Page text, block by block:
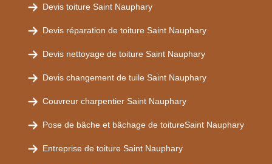
Devis toiture Saint Nauphary
Devis réparation de toiture Saint Nauphary
Devis nettoyage de toiture Saint Nauphary
Devis changement de tuile Saint Nauphary
Couvreur charpentier Saint Nauphary
Pose de bâche et bâchage de toitureSaint Nauphary
Entreprise de toiture Saint Nauphary